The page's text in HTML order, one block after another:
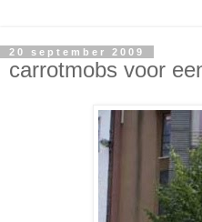
20 september 2009
carrotmobs voor